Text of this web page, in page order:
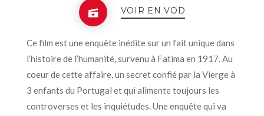
VOIR EN VOD
Ce film est une enquête inédite sur un fait unique dans
l’histoire de l’humanité, survenu à Fatima en 1917. Au
coeur de cette affaire, un secret confié par la Vierge à
3 enfants du Portugal et qui alimente toujours les
controverses et les inquiétudes. Une enquête qui va